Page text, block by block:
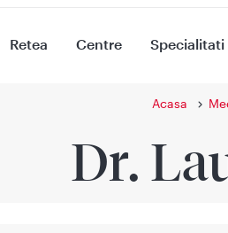
Retea Centre Specialitati
Acasa
Dr.